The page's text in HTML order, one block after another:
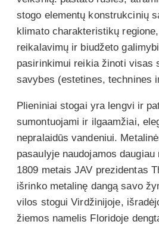
stogo elementų konstrukcinių
klimato charakteristikų
reikalavimų ir biudžeto
pasirinkimui reikia žinoti visas
savybes (estetines, technines
Plieniniai stogai yra lengvi ir
sumontuojami ir ilgaamžiai,
nepralaidūs vandeniui.
pasaulyje naudojamos daugiau
1809 metais JAV prezidentas
išrinko metalinę dangą savo
vilos stogui Virdžinijoje,
žiemos namelis Floridoje